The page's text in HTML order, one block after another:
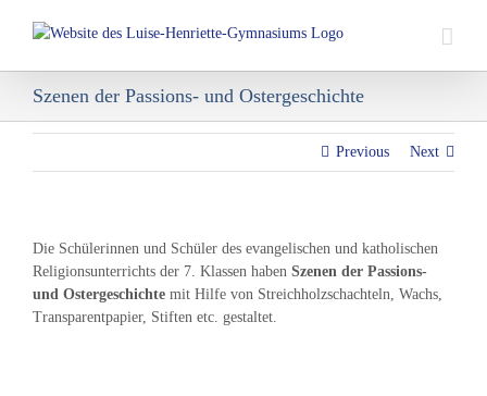
Szenen der Passions- und Ostergeschichte
Previous Next
Die Schülerinnen und Schüler des evangelischen und katholischen
Religionsunterrichts der 7. Klassen haben Szenen der Passions-
und Ostergeschichte mit Hilfe von Streichholzschachteln, Wachs,
Transparentpapier, Stiften etc. gestaltet.